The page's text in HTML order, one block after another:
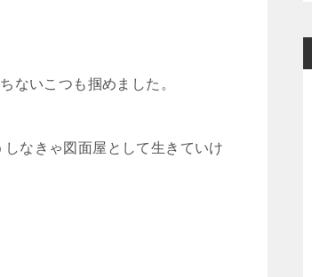
ないこつも掴めました。
なきゃ図面屋として生きていけ